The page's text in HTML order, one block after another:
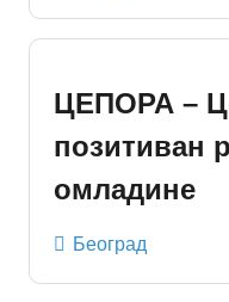
ЦЕПОРА –
позитиван
омладине
Београд